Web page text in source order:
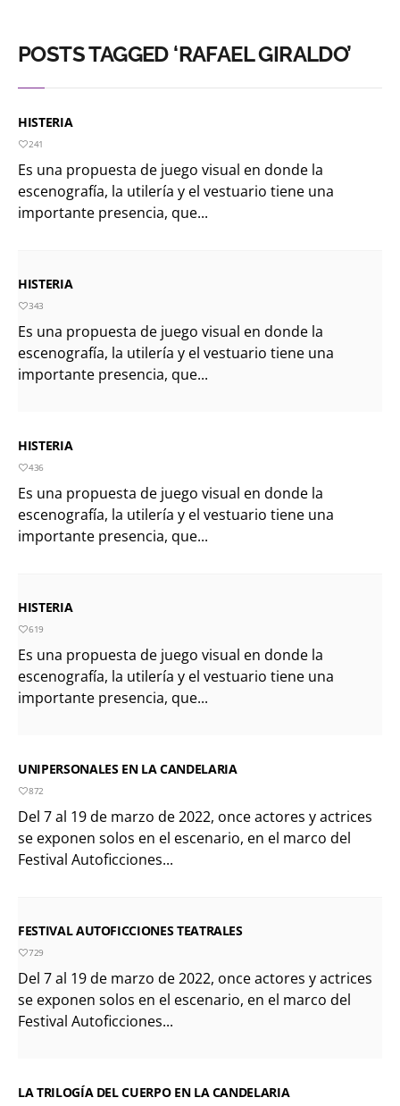
POSTS TAGGED ‘RAFAEL GIRALDO’
HISTERIA
241
Es una propuesta de juego visual en donde la
escenografía, la utilería y el vestuario tiene una
importante presencia, que...
HISTERIA
343
Es una propuesta de juego visual en donde la
escenografía, la utilería y el vestuario tiene una
importante presencia, que...
HISTERIA
436
Es una propuesta de juego visual en donde la
escenografía, la utilería y el vestuario tiene una
importante presencia, que...
HISTERIA
619
Es una propuesta de juego visual en donde la
escenografía, la utilería y el vestuario tiene una
importante presencia, que...
UNIPERSONALES EN LA CANDELARIA
872
Del 7 al 19 de marzo de 2022, once actores y actrices
se exponen solos en el escenario, en el marco del
Festival Autoficciones...
FESTIVAL AUTOFICCIONES TEATRALES
729
Del 7 al 19 de marzo de 2022, once actores y actrices
se exponen solos en el escenario, en el marco del
Festival Autoficciones...
LA TRILOGÍA DEL CUERPO EN LA CANDELARIA